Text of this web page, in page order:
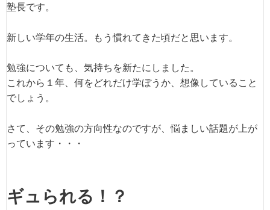
塾長です。
新しい学年の生活。もう慣れてきた頃だと思います。
勉強についても、気持ちを新たにしました。
これから１年、何をどれだけ学ぼうか、想像していること
でしょう。
さて、その勉強の方向性なのですが、悩ましい話題が上が
っています・・・
ギュられる！？